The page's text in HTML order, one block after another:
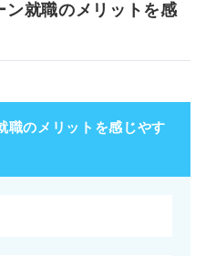
ン就職のメリットを感
職のメリットを感じやす